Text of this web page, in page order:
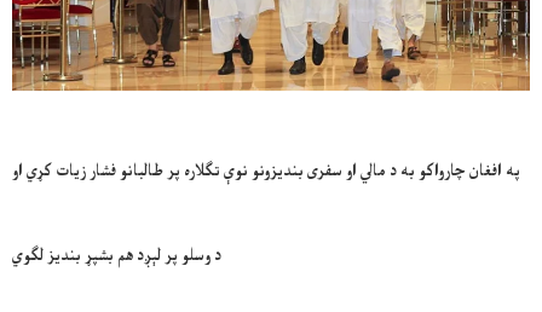
په افغان چارواکو به د مالي او سفری بندیزونو نوې تګلاره پر طالبانو فشار زیات کړي او
د وسلو پر لېږد هم بشپړ بندیز لګوي